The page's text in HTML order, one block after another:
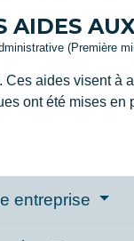
AIDES
(Première
aides visent
ont été mises
entreprise